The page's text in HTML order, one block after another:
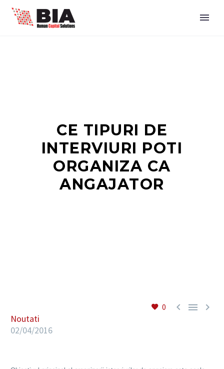
CE TIPURI DE
INTERVIURI POTI
ORGANIZA CA
ANGAJATOR
0   
Noutati
02/04/2016